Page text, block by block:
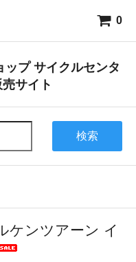
0
ップ サイクルセンタ
サイト
検索
ケンツアーン イ